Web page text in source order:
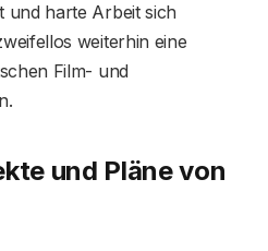
und harte Arbeit sich
weiterhin eine
Film- und
und Pläne von